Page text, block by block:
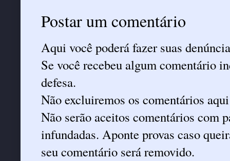
Postar um comentário
Aqui você poderá fazer suas
Se você recebeu algum comentário
defesa.
Não excluiremos os comentários
Não serão aceitos comentários com
infundadas. Aponte provas caso
seu comentário será removido.